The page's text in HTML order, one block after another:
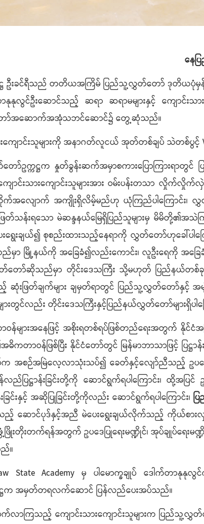
နေပ
ဦးခင်ရီသည် တတိယအကြိမ် ပြည်သူ့လွှတ်တော် ဒုတိယပုံမှန်အ
တာနုနုလွင်ဦးဆောင်သည့် ဆရာ ဆရာမများနှင့် ကျောင်
ော်အဆောက်အအုံသဘင်ဆောင်၌ တွေ့ဆုံသည်။
ျောင်းသူများကို အနာဂတ်လူငယ် အုတ်တစ်ချပ် သဲတစ်ပွင့်
ဥက္ကဋ္ဌက နှုတ်ခွန်းဆက်အမှာစကားပြောကြားရာတွ
ောင်းသားကျောင်းသူများအား ဝမ်းပန်းတသာ
ျောက် အကျိုးရှိလိမ့်မည်ဟု ယုံကြည်ပါကြောင်း၊ လွှတ်
ဖြတ်သန်းရသော မဲဆန္ဒနယ်မြေရှိပြည်သူများမှ မိမိတို့
းရွေးချယ်၍ စုစည်းထားသည့်နေရာကို လွှတ်တော်ဟုခေါ်ပ
မြို့နယ်ကို အခြေခံ၍လည်းကောင်း၊ လူဦးရေကို အခြေခံ
လွှတ်တော်ဆိုသည်မှာ တိုင်းဒေသကြီး သို့မဟုတ် ပြည်နယ်တစ်
ည့် ဆုံးဖြတ်ချက်များ ချမှတ်ရာတွင် ပြည်သူ့လွှတ်တော်နှင့်
ားတွင်လည်း တိုင်းဒေသကြီးနှင့်ပြည်နယ်လွှတ်တော်များရှိပါက
ားအနေဖြင့် အစိုးရတစ်ရပ်ဖြစ်တည်ရေးအတွက် နိုင်ငံအကြီ
ဝန်ဖြစ်ပြီး နိုင်ငံတော်တွင် မြန်မာဘာသာဖြင့် ပြဋ္ဌာန်
ဉ်အမြဲလေ့လာသုံးသပ်၍ ခေတ်နှင့်လျော်ညီသည့် ဥပဒေများ
ည်ပြဋ္ဌာန်းခြင်းတို့ကို ဆောင်ရွက်ရပါကြောင်း၊ ထို့အပြင်
ြင်းနှင့် အဆိုပြုခြင်းတို့ကိုလည်း ဆောင်ရွက်ရပါကြောင်း၊ ပ
ဆောင်ပုဒ်နှင့်အညီ မဲပေးရွေးချယ်လိုက်သည့် ကိုယ်စားလှယ်မ
ဖြိုးတိုးတက်ရန်အတွက် ဥပဒေပြုရေးမဏ္ဍိုင်၊ အုပ်ချုပ်ရေ
ည်။
State Academy မှ ပါမောက္ခချုပ် ဒေါက်တာနု
က အမှတ်တရလက်ဆောင် ပြန်လည်ပေးအပ်သည်။
ြသည့် ကျောင်းသားကျောင်းသူများက ပြည်သူ့လွှတ်တ